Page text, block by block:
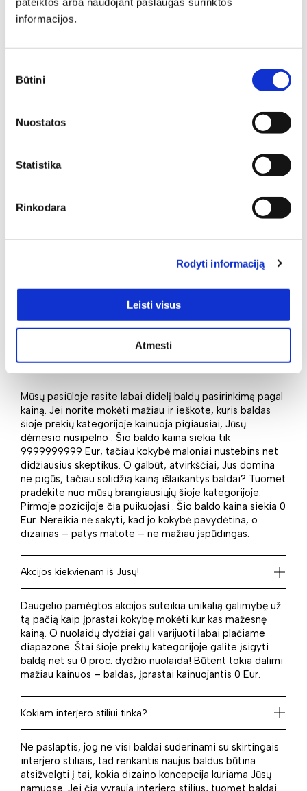
informacijos.
pasirinkimas
Būtini
Nuostatos
Statistika
Rinkodara
Rodyti informaciją
Leisti visus
Atmesti
Minkšti baldai yra vienas svarbiausių interjero elementų,
kuris suteikia erdvei jaukumo, estetikos ir patogumo. Jie
namų gyventojų komforto. Negana to, jie padeda kurti
norimą stilių – savo spalvomis, formomis, kitais dizaino
romantiškam, moderniam ar kitokiam interjerui
pasirinkimą. Tad jeigu Jums aktualu Rudi miegamojo
puslapyje. Taigi identifikuokite savo poreikius ir įsigykite
juos idealiai atitinkantį baldą mūsų el. parduotuvėje.
Kaina: nuo pigiausių iki brangiausių
Mūsų pasiūloje rasite labai didelį baldų pasirinkimą pagal
kainą. Jei norite mokėti mažiau ir ieškote, kuris baldas
šioje prekių kategorijoje kainuoja pigiausiai, Jūsų
dėmesio nusipelno . Šio baldo kaina siekia tik
9999999999 Eur, tačiau kokybė maloniai nustebins net
didžiausius skeptikus. O galbūt, atvirkščiai, Jus domina
ne pigūs, tačiau solidžią kainą išlaikantys baldai? Tuomet
pradėkite nuo mūsų brangiausiųjų šioje kategorijoje.
Pirmoje pozicijoje čia puikuojasi . Šio baldo kaina siekia 0
Eur. Nereikia nė sakyti, kad jo kokybė pavydėtina, o
dizainas – patys matote – ne mažiau įspūdingas.
Akcijos kiekvienam iš Jūsų!
Daugelio pamėgtos akcijos suteikia unikalią galimybę už
tą pačią kaip įprastai kokybę mokėti kur kas mažesnę
kainą. O nuolaidų dydžiai gali varijuoti labai plačiame
diapazone. Štai šioje prekių kategorijoje galite įsigyti
baldą net su 0 proc. dydžio nuolaida! Būtent tokia dalimi
mažiau kainuos – baldas, įprastai kainuojantis 0 Eur.
Kokiam interjero stiliui tinka?
Ne paslaptis, jog ne visi baldai suderinami su skirtingais
interjero stiliais, tad renkantis naujus baldus būtina
atsižvelgti į tai, kokia dizaino koncepcija kuriama Jūsų
namuose. Jei čia vyrauja interjero stilius, tuomet baldai